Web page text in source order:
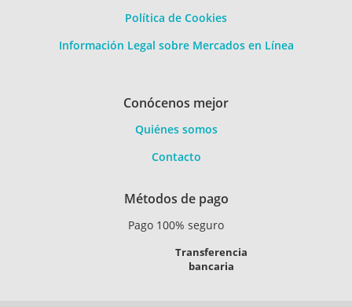
Política de Cookies
Información Legal sobre Mercados en Línea
Conócenos mejor
Quiénes somos
Contacto
Métodos de pago
Pago 100% seguro
Transferencia
bancaria